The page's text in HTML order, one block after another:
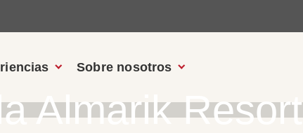
Sobre nosotros
Almarik Resort